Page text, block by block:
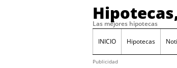
Las mejores hipotecas
INICIO Hipotecas
Publicidad
El